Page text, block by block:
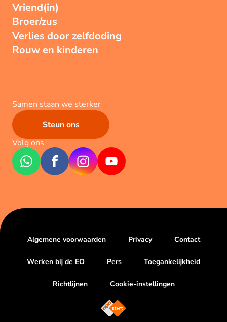
Vriend(in)
Broer/zus
Verlies door zelfdoding
Rouw en kinderen
Samen staan we sterker
Steun ons
Volg ons
Algemene voorwaarden Privacy Contact
Werken bij de EO Pers Toegankelijkheid
Richtlijnen Cookie-instellingen